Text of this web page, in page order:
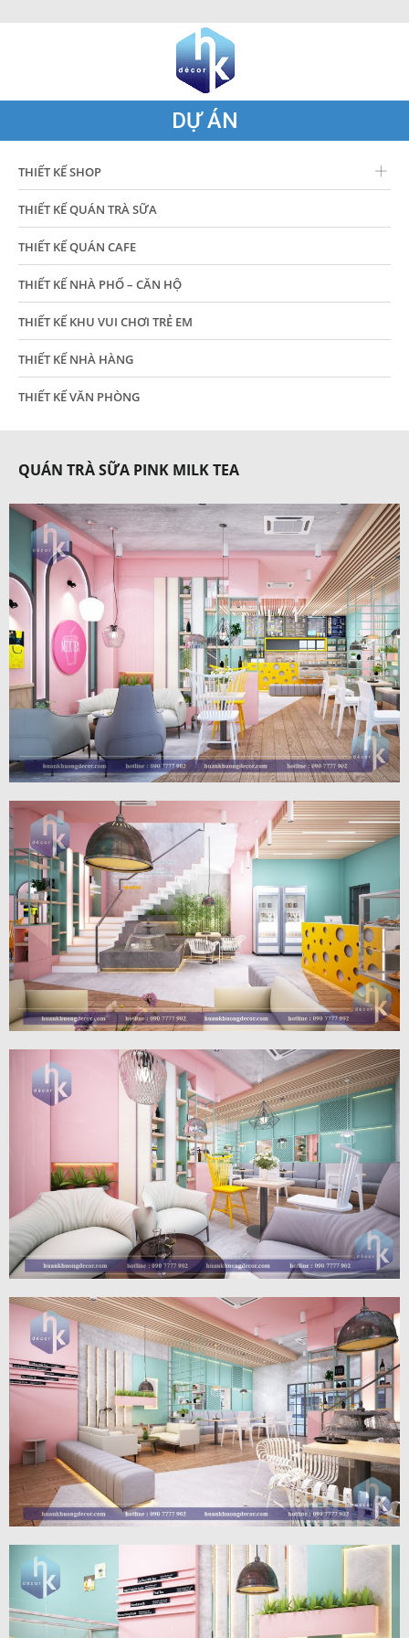
DỰ ÁN
THIẾT KẾ SHOP
THIẾT KẾ QUÁN TRÀ SỮA
THIẾT KẾ QUÁN CAFE
THIẾT KẾ NHÀ PHỐ – CĂN HỘ
THIẾT KẾ KHU VUI CHƠI TRẺ EM
THIẾT KẾ NHÀ HÀNG
THIẾT KẾ VĂN PHÒNG
QUÁN TRÀ SỮA PINK MILK TEA